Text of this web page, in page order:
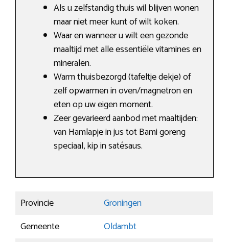
Als u zelfstandig thuis wil blijven wonen
maar niet meer kunt of wilt koken.
Waar en wanneer u wilt een gezonde
maaltijd met alle essentiële vitamines en
mineralen.
Warm thuisbezorgd (tafeltje dekje) of
zelf opwarmen in oven/magnetron en
eten op uw eigen moment.
Zeer gevarieerd aanbod met maaltijden:
van Hamlapje in jus tot Bami goreng
speciaal, kip in satésaus.
Provincie
Groningen
Gemeente
Oldambt